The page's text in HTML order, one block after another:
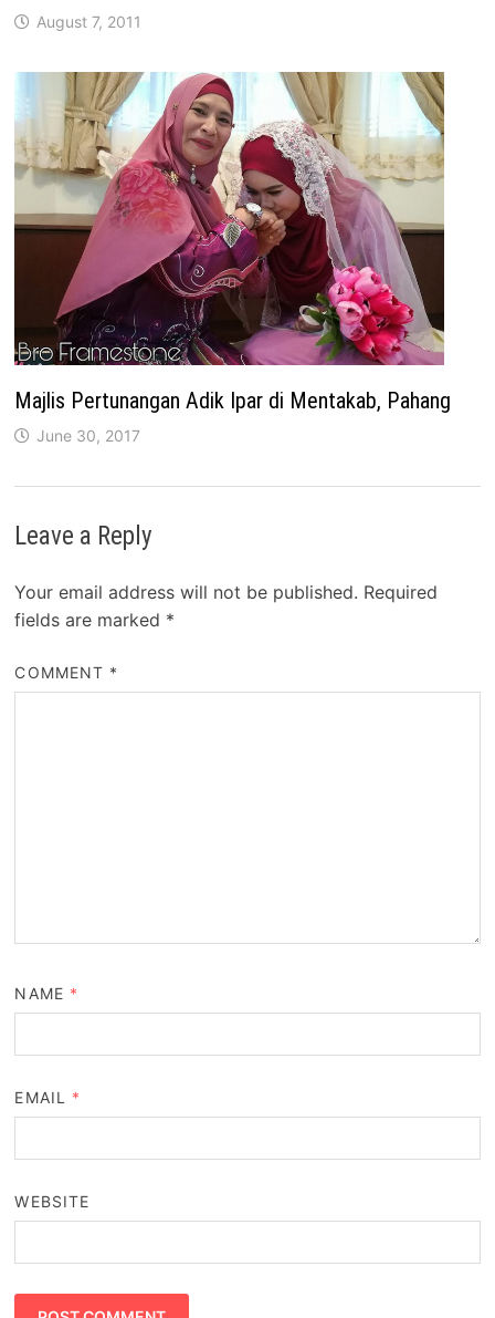
August 7, 2011
Majlis Pertunangan Adik Ipar di Mentakab, Pahang
June 30, 2017
Leave a Reply
Your email address will not be published. Required
fields are marked *
COMMENT *
NAME *
EMAIL *
WEBSITE